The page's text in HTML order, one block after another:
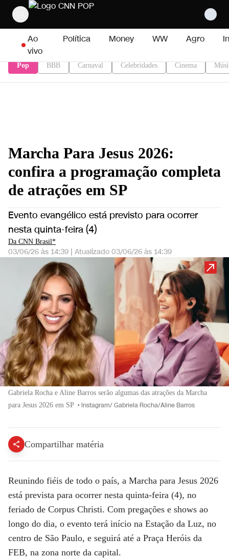
Pular para o conteúdo
Ao
vivo
Política Money WW Agro
Pop BBB Carnaval Celebridades Cinema
Marcha Para Jesus 2026:
confira a programação completa
de atrações em SP
Evento evangélico está previsto para ocorrer
nesta quinta-feira (4)
Da CNN Brasil*
03/06/26 às 14:39 | Atualizado 03/06/26 às 14:39
Gabriela Rocha e Aline Barros serão algumas das atrações da Marcha
para Jesus 2026 em SP • Instagram/ Gabriela Rocha/Aline Barros
Compartilhar matéria
Reunindo fiéis de todo o país, a Marcha para Jesus 2026
está prevista para ocorrer nesta quinta-feira (4), no
feriado de Corpus Christi. Com pregações e shows ao
longo do dia, o evento terá início na Estação da Luz, no
centro de São Paulo, e seguirá até a Praça Heróis da
FEB, na zona norte da capital.